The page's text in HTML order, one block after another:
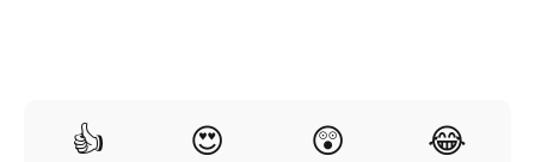
👍 😍 😲 😂